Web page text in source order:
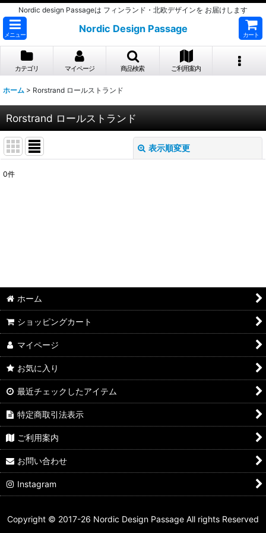
Nordic design Passageは フィンランド・北欧デザインを お届けします
メニュー
Nordic Design Passage
カート
カテゴリ マイページ 商品検索 ご利用案内
ホーム > Rorstrand ロールストランド
Rorstrand ロールストランド
表示順変更
0件
ホーム
ショッピングカート
マイページ
お気に入り
最近チェックしたアイテム
特定商取引法表示
ご利用案内
お問い合わせ
Instagram
Copyright © 2017-26 Nordic Design Passage All rights Reserved